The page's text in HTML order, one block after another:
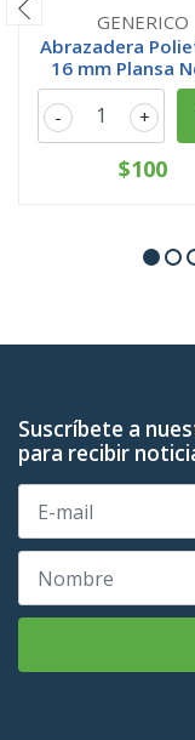
GENERICO
Abrazadera
16 mm Plansa
+
-
$100
Suscríbete a
para recibir